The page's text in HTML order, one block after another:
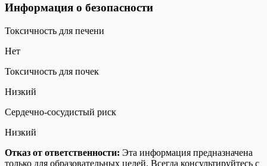
Информация о безопасности
Токсичность для печени
Нет
Токсичность для почек
Низкий
Сердечно-сосудистый риск
Низкий
Отказ от ответственности: Эта информация предназначена
только для образовательных целей. Всегда консультируйтесь с